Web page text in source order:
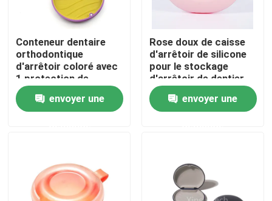
Demandez une citation
Boîte dentaire de couronne
Boîte dentaire d'arrêtoir
Caisse de dispositif d'alignement avec le miroir
Conteneur dentaire
orthodontique
d'arrêtoir coloré avec
1 protection de
silicone
envoyer une
Rose doux de caisse
d'arrêtoir de silicone
pour le stockage
d'arrêtoir de dentier
d'Invisalign
envoyer une